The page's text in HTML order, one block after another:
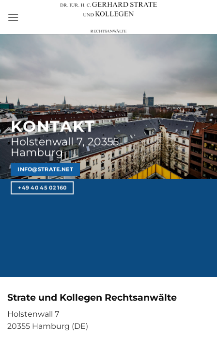
Inhalt
KONTAKT
Holstenwall 7, 20355
Hamburg
INFO@STRATE.NET
+49 40 45 02 160
Strate und Kollegen Rechtsanwälte
Holstenwall 7
20355 Hamburg (DE)